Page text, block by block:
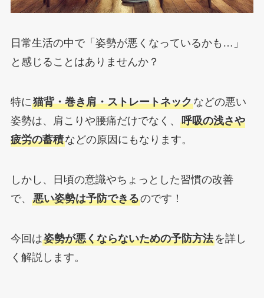
日常生活の中で「姿勢が悪くなっているかも…」
と感じることはありませんか？
特に猫背・巻き肩・ストレートネックなどの悪い
姿勢は、肩こりや腰痛だけでなく、 呼吸の浅さや
疲労の蓄積などの原因にもなります。
しかし、日頃の意識やちょっとした習慣の改善
で、 悪い姿勢は予防できるのです！
今回は姿勢が悪くならないための予防方法を詳し
く解説します。